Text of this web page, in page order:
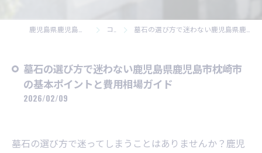
コラム 墓石の選び方で迷わない鹿児島県鹿児島市枕崎市の基本ポイントと費用相場ガイド
墓石の選び方で迷わない鹿児島県鹿児島市枕崎市
の基本ポイントと費用相場ガイド
2026/02/09
墓石の選び方で迷ってしまうことはありませんか？鹿児